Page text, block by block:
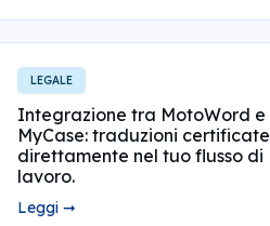
LEGALE
Integrazione tra MotoWord e
MyCase: traduzioni certificate
direttamente nel tuo flusso di
lavoro.
Leggi ➞